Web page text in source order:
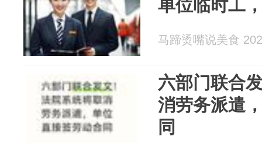
单位临时工
马蹄烫嘴说美食
六部门联合
消劳务派遣
同